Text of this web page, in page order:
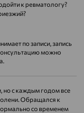
к ревматологу?
по записи, запись
можно
но с каждым годом все
Обращался к
со временем